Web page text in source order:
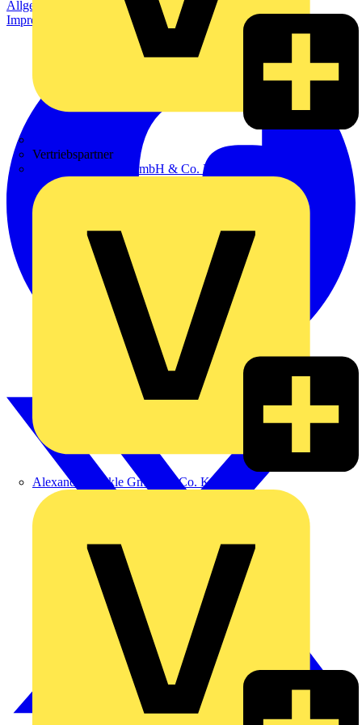
Vertriebspartner
Adalbert Zajadacz GmbH & Co. KG
Alexander Bürkle GmbH & Co. KG
Allgemeine Geschäftsbedingungen
Datenschutzerklärung
Impressum